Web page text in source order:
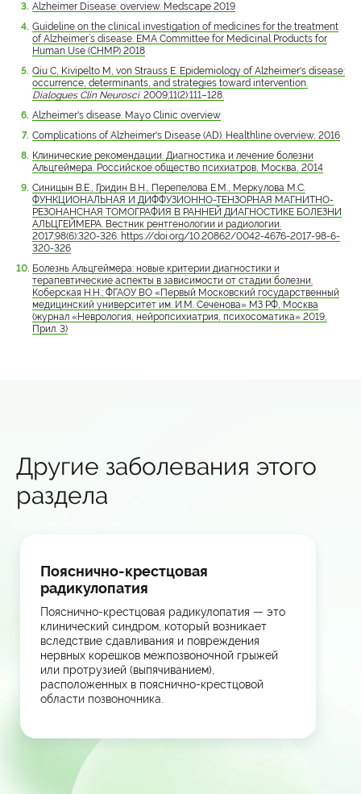
Alzheimer Disease: overview. Medscape 2019
Guideline on the clinical investigation of medicines for the treatment
of Alzheimer’s disease. EMA Committee for Medicinal Products for
Human Use (CHMP) 2018
Qiu C, Kivipelto M, von Strauss E. Epidemiology of Alzheimer's disease:
occurrence, determinants, and strategies toward intervention.
Dialogues Clin Neurosci. 2009;11(2):111–128.
Alzheimer's disease. Mayo Clinic overview
Complications of Alzheimer's Disease (AD). Healthline overview, 2016
Клинические рекомендации. Диагностика и лечение болезни
Альцгеймера. Российское общество психиатров, Москва, 2014
Синицын В.Е., Гридин В.Н., Перепелова Е.М., Меркулова М.С.
ФУНКЦИОНАЛЬНАЯ И ДИФФУЗИОННО-ТЕНЗОРНАЯ МАГНИТНО-
РЕЗОНАНСНАЯ ТОМОГРАФИЯ В РАННЕЙ ДИАГНОСТИКЕ БОЛЕЗНИ
АЛЬЦГЕЙМЕРА. Вестник рентгенологии и радиологии.
2017;98(6):320-326. https://doi.org/10.20862/0042-4676-2017-98-6-
320-326
Болезнь Альцгеймера: новые критерии диагностики и
терапевтические аспекты в зависимости от стадии болезни.
Коберская Н.Н.; ФГАОУ ВО «Первый Московский государственный
медицинский университет им. И.М. Сеченова» МЗ РФ, Москва
(журнал «Неврология, нейропсихиатрия, психосоматика» 2019,
Прил. 3)
Другие заболевания этого
раздела
Пояснично-крестцовая
радикулопатия
Пояснично-крестцовая радикулопатия — это
клинический синдром, который возникает
вследствие сдавливания и повреждения
нервных корешков межпозвоночной грыжей
или протрузией (выпячиванием),
расположенных в пояснично-крестцовой
области позвоночника.